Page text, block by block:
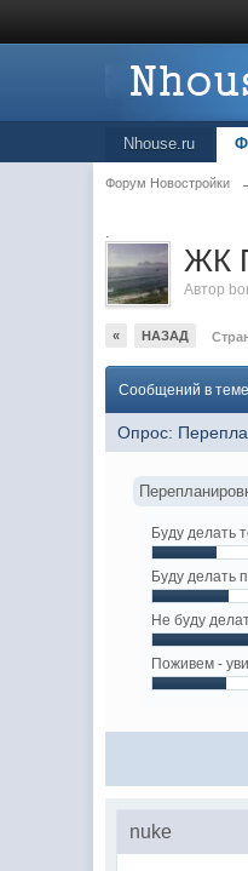
Nhouse.ru
Форум Новостройки
.
ЖК
Автор
« НАЗАД
Сообщений в
Опрос:
Буду делать
Буду делать
Не буду
Поживем -
nuke